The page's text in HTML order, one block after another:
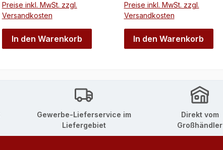
Preise inkl. MwSt. zzgl.
Versandkosten
In den Warenkorb
Preise inkl. MwSt. zzgl.
Versandkosten
In den Warenkorb
Gewerbe-Lieferservice im
Liefergebiet
Direkt vom
Großhändler